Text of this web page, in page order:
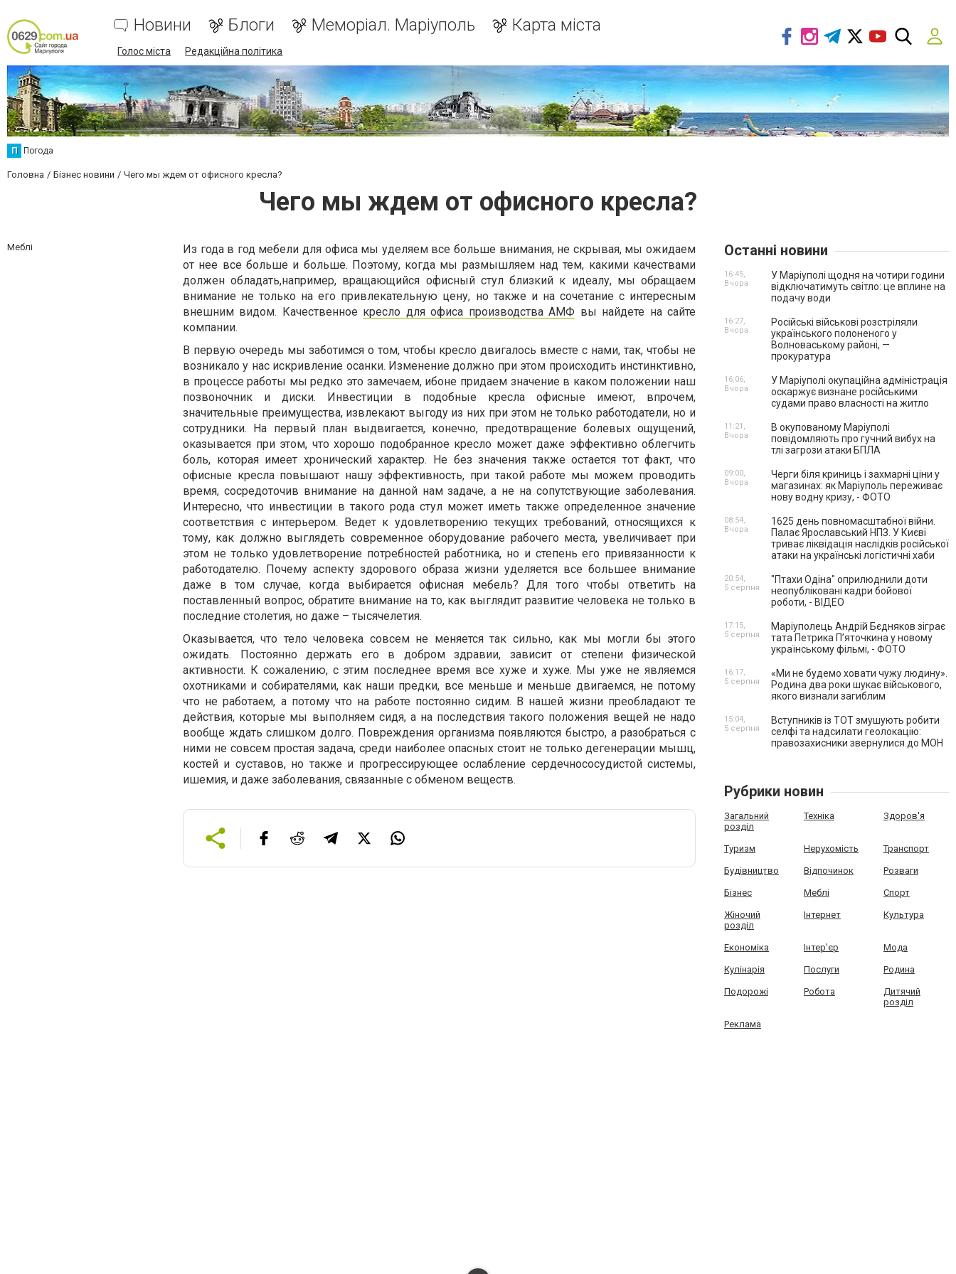
Новини Блоги Меморіал. Маріуполь Карта міста
Голос міста Редакційна політика
П Погода
Головна Бізнес новини Чего мы ждем от офисного кресла?
Чего мы ждем от офисного кресла?
Меблі
Из года в год мебели для офиса мы уделяем все больше внимания, не скрывая, мы ожидаем
от нее все больше и больше. Поэтому, когда мы размышляем над тем, какими качествами
должен обладать,например, вращающийся офисный стул близкий к идеалу, мы обращаем
внимание не только на его привлекательную цену, но также и на сочетание с интересным
внешним видом. Качественное кресло для офиса производства АМФ вы найдете на сайте
компании.
В первую очередь мы заботимся о том, чтобы кресло двигалось вместе с нами, так, чтобы не
возникало у нас искривление осанки. Изменение должно при этом происходить инстинктивно,
в процессе работы мы редко это замечаем, ибоне придаем значение в каком положении наш
позвоночник и диски. Инвестиции в подобные кресла офисные имеют, впрочем,
значительные преимущества, извлекают выгоду из них при этом не только работодатели, но и
сотрудники. На первый план выдвигается, конечно, предотвращение болевых ощущений,
оказывается при этом, что хорошо подобранное кресло может даже эффективно облегчить
боль, которая имеет хронический характер. Не без значения также остается тот факт, что
офисные кресла повышают нашу эффективность, при такой работе мы можем проводить
время, сосредоточив внимание на данной нам задаче, а не на сопутствующие заболевания.
Интересно, что инвестиции в такого рода стул может иметь также определенное значение
соответствия с интерьером. Ведет к удовлетворению текущих требований, относящихся к
тому, как должно выглядеть современное оборудование рабочего места, увеличивает при
этом не только удовлетворение потребностей работника, но и степень его привязанности к
работодателю. Почему аспекту здорового образа жизни уделяется все большее внимание
даже в том случае, когда выбирается офисная мебель? Для того чтобы ответить на
поставленный вопрос, обратите внимание на то, как выглядит развитие человека не только в
последние столетия, но даже – тысячелетия.
Оказывается, что тело человека совсем не меняется так сильно, как мы могли бы этого
ожидать. Постоянно держать его в добром здравии, зависит от степени физической
активности. К сожалению, с этим последнее время все хуже и хуже. Мы уже не являемся
охотниками и собирателями, как наши предки, все меньше и меньше двигаемся, не потому
что не работаем, а потому что на работе постоянно сидим. В нашей жизни преобладают те
действия, которые мы выполняем сидя, а на последствия такого положения вещей не надо
вообще ждать слишком долго. Повреждения организма появляются быстро, а разобраться с
ними не совсем простая задача, среди наиболее опасных стоит не только дегенерации мышц,
костей и суставов, но также и прогрессирующее ослабление сердечнососудистой системы,
ишемия, и даже заболевания, связанные с обменом веществ.
Останні новини
У Маріуполі щодня на чотири години
відключатимуть світло: це вплине на
подачу води
16:45,
Вчора
Російські військові розстріляли
українського полоненого у
Волноваському районі, —
прокуратура
16:27,
Вчора
У Маріуполі окупаційна адміністрація
оскаржує визнане російськими
судами право власності на житло
16:06,
Вчора
В окупованому Маріуполі
повідомляють про гучний вибух на
тлі загрози атаки БПЛА
11:21,
Вчора
Черги біля криниць і захмарні ціни у
магазинах: як Маріуполь переживає
нову водну кризу, - ФОТО
09:00,
Вчора
1625 день повномасштабної війни.
Палає Ярославський НПЗ. У Києві
триває ліквідація наслідків російської
атаки на українські логістичні хаби
08:54,
Вчора
"Птахи Одіна" оприлюднили доти
неопубліковані кадри бойової
роботи, - ВІДЕО
20:54,
5 серпня
Маріуполець Андрій Бєдняков зіграє
тата Петрика П’яточкина у новому
українському фільмі, - ФОТО
17:15,
5 серпня
«Ми не будемо ховати чужу людину».
Родина два роки шукає військового,
якого визнали загиблим
16:17,
5 серпня
Вступників із ТОТ змушують робити
селфі та надсилати геолокацію:
правозахисники звернулися до МОН
15:04,
5 серпня
Рубрики новин
Загальний
розділ
Техніка Здоров'я
Туризм Нерухомість Транспорт
Будівництво Відпочинок Розваги
Бізнес Меблі Спорт
Жіночий
розділ
Інтернет Культура
Економіка Інтер'єр Мода
Кулінарія Послуги Родина
Подорожі Робота
Дитячий
розділ
Реклама